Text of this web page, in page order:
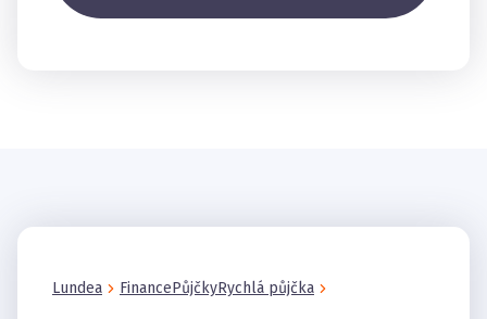
Lundea FinancePůjčkyRychlá půjčka